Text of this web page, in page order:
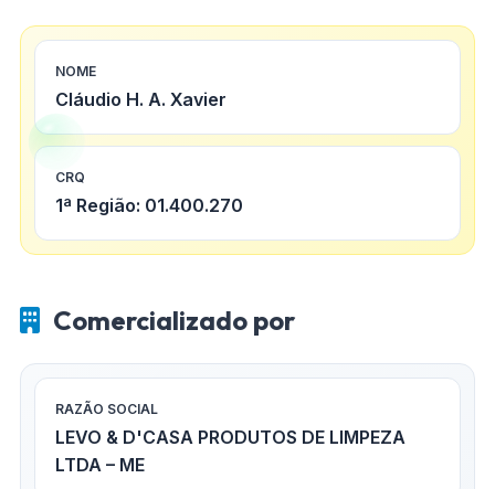
NOME
Cláudio H. A. Xavier
CRQ
1ª Região: 01.400.270
Comercializado por
RAZÃO SOCIAL
LEVO & D'CASA PRODUTOS DE LIMPEZA
LTDA – ME